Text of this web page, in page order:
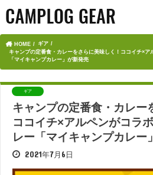
HOME
ギア
キャンプの定番食・カレーをさらに美味しく！ココイチ×ア
「マイキャンプカレー」が新発売
ギア
キャンプの定番食・カレー
ココイチ×アルペンがコラ
レー「マイキャンプカレー
2021年7月6日